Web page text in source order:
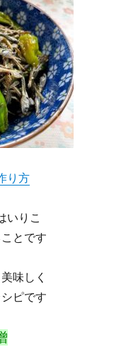
り方
いりこ
とです
味しく
ピです